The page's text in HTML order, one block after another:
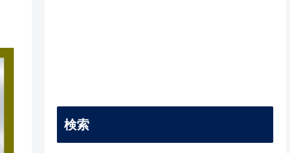
検索